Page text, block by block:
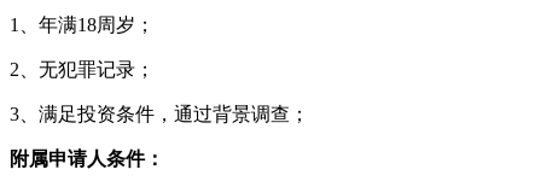
1、年满18周岁；
2、无犯罪记录；
3、满足投资条件，通过背景调查；
附属申请人条件：